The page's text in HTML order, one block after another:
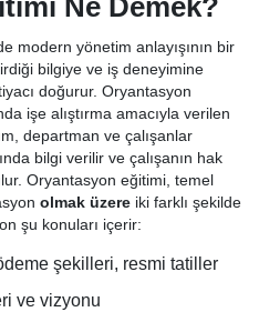
Ne Demek?
modern yönetim anlayışının bir
bilgiye ve iş deneyimine
doğurur. Oryantasyon
işe alıştırma amacıyla verilen
departman ve çalışanlar
bilgi verilir ve çalışanın hak
Oryantasyon eğitimi, temel
olmak üzere iki farklı şekilde
şu konuları içerir:
şekilleri, resmi tatiller
ve vizyonu